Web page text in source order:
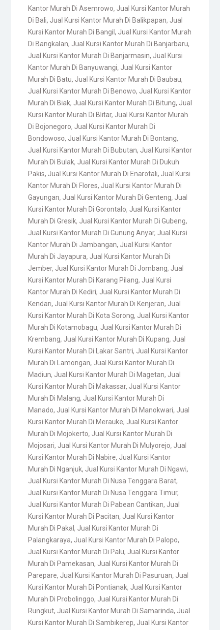
Kantor Murah Di Asemrowo, Jual Kursi Kantor Murah
Di Bali, Jual Kursi Kantor Murah Di Balikpapan, Jual
Kursi Kantor Murah Di Bangil , Jual Kursi Kantor Murah
Di Bangkalan, Jual Kursi Kantor Murah Di Banjarbaru,
Jual Kursi Kantor Murah Di Banjarmasin, Jual Kursi
Kantor Murah Di Banyuwangi, Jual Kursi Kantor
Murah Di Batu, Jual Kursi Kantor Murah Di Baubau,
Jual Kursi Kantor Murah Di Benowo, Jual Kursi Kantor
Murah Di Biak, Jual Kursi Kantor Murah Di Bitung, Jual
Kursi Kantor Murah Di Blitar, Jual Kursi Kantor Murah
Di Bojonegoro, Jual Kursi Kantor Murah Di
Bondowoso, Jual Kursi Kantor Murah Di Bontang,
Jual Kursi Kantor Murah Di Bubutan, Jual Kursi Kantor
Murah Di Bulak, Jual Kursi Kantor Murah Di Dukuh
Pakis, Jual Kursi Kantor Murah Di Enarotali, Jual Kursi
Kantor Murah Di Flores, Jual Kursi Kantor Murah Di
Gayungan, Jual Kursi Kantor Murah Di Genteng, Jual
Kursi Kantor Murah Di Gorontalo, Jual Kursi Kantor
Murah Di Gresik, Jual Kursi Kantor Murah Di Gubeng,
Jual Kursi Kantor Murah Di Gunung Anyar, Jual Kursi
Kantor Murah Di Jambangan, Jual Kursi Kantor
Murah Di Jayapura, Jual Kursi Kantor Murah Di
Jember, Jual Kursi Kantor Murah Di Jombang, Jual
Kursi Kantor Murah Di Karang Pilang, Jual Kursi
Kantor Murah Di Kediri, Jual Kursi Kantor Murah Di
Kendari, Jual Kursi Kantor Murah Di Kenjeran, Jual
Kursi Kantor Murah Di Kota Sorong, Jual Kursi Kantor
Murah Di Kotamobagu, Jual Kursi Kantor Murah Di
Krembang, Jual Kursi Kantor Murah Di Kupang, Jual
Kursi Kantor Murah Di Lakar Santri, Jual Kursi Kantor
Murah Di Lamongan, Jual Kursi Kantor Murah Di
Madiun, Jual Kursi Kantor Murah Di Magetan, Jual
Kursi Kantor Murah Di Makassar, Jual Kursi Kantor
Murah Di Malang, Jual Kursi Kantor Murah Di
Manado, Jual Kursi Kantor Murah Di Manokwari, Jual
Kursi Kantor Murah Di Merauke, Jual Kursi Kantor
Murah Di Mojokerto, Jual Kursi Kantor Murah Di
Mojosari, Jual Kursi Kantor Murah Di Mulyorejo, Jual
Kursi Kantor Murah Di Nabire, Jual Kursi Kantor
Murah Di Nganjuk, Jual Kursi Kantor Murah Di Ngawi,
Jual Kursi Kantor Murah Di Nusa Tenggara Barat,
Jual Kursi Kantor Murah Di Nusa Tenggara Timur,
Jual Kursi Kantor Murah Di Pabean Cantikan, Jual
Kursi Kantor Murah Di Pacitan, Jual Kursi Kantor
Murah Di Pakal , Jual Kursi Kantor Murah Di
Palangkaraya, Jual Kursi Kantor Murah Di Palopo,
Jual Kursi Kantor Murah Di Palu, Jual Kursi Kantor
Murah Di Pamekasan, Jual Kursi Kantor Murah Di
Parepare, Jual Kursi Kantor Murah Di Pasuruan, Jual
Kursi Kantor Murah Di Pontianak, Jual Kursi Kantor
Murah Di Probolinggo, Jual Kursi Kantor Murah Di
Rungkut, Jual Kursi Kantor Murah Di Samarinda, Jual
Kursi Kantor Murah Di Sambikerep, Jual Kursi Kantor